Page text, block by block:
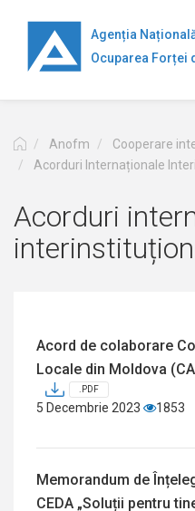
conţinutul
principal
Agenția
Ocuparea Forței
Anofm
Cooperare
Acorduri Internaționale
Acorduri
Acord de colaborare
Locale din Moldova
.PDF
5 Decembrie 2023 1853
Memorandum de
CEDA „Soluții pentru